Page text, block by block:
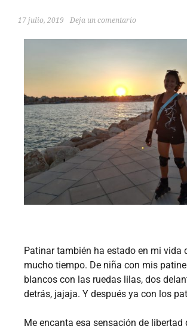
17 julio, 2019 Deja un comentario
Patinar también ha estado en mi vida
mucho tiempo. De niña con mis
blancos con las ruedas lilas, dos
detrás, jajaja. Y después ya con los
Me encanta esa sensación de libertad